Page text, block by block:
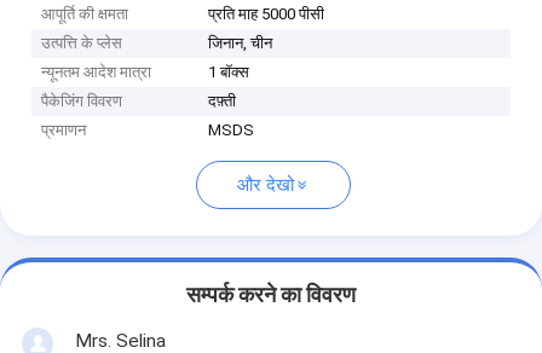
आपूर्ति की क्षमता
प्रति माह 5000 पीसी
उत्पत्ति के प्लेस
जिनान, चीन
न्यूनतम आदेश मात्रा
1 बॉक्स
पैकेजिंग विवरण
दफ़्ती
प्रमाणन
MSDS
और देखो
सम्पर्क करने का विवरण
Mrs. Selina